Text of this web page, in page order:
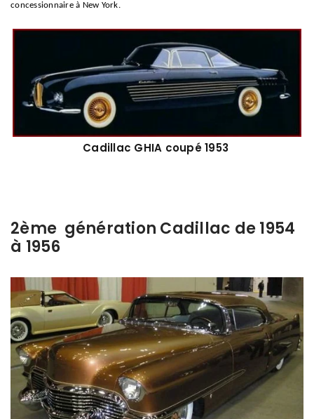
concessionnaire à New York.
Cadillac GHIA coupé 1953
2ème génération Cadillac de 1954
à 1956